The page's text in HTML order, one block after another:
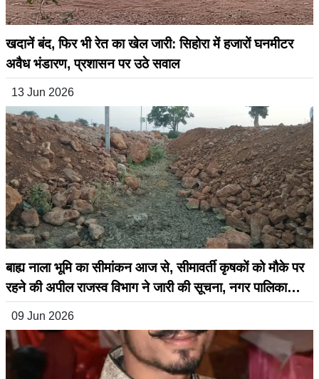
खदानें बंद, फिर भी रेत का खेल जारी: सिहोरा में हजारों घनमीटर
अवैध भंडारण, प्रशासन पर उठे सवाल
13 Jun 2026
बाह्य नाला भूमि का सीमांकन आज से, सीमावर्ती कृषकों को मौके पर
रहने की अपील राजस्व विभाग ने जारी की सूचना, नगर पालिका
सिहोरा के अनुरोध पर होगी कार्रवाई
09 Jun 2026